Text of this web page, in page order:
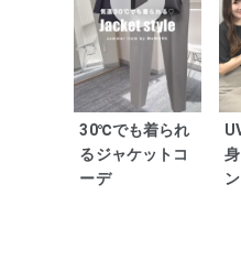
30℃でも着られ
るジャケットコ
ーデ